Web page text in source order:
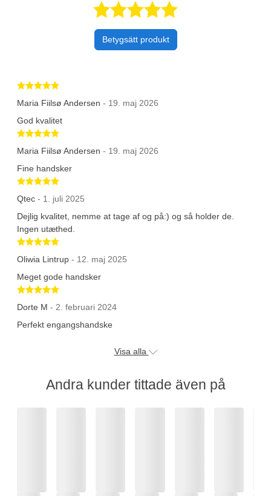
Betygsatt 5 av
Betygsätt produkt
Betygsatt 5 av 5 stjärnor
Maria Fiilsø Andersen - 19. maj 2026
God kvalitet
Betygsatt 5 av 5 stjärnor
Maria Fiilsø Andersen - 19. maj 2026
Fine handsker
Betygsatt 5 av 5 stjärnor
Qtec - 1. juli 2025
Dejlig kvalitet, nemme at tage af og på:) og så holder de.
Ingen utæthed.
Betygsatt 5 av 5 stjärnor
Oliwia Lintrup - 12. maj 2025
Meget gode handsker
Betygsatt 5 av 5 stjärnor
Dorte M - 2. februari 2024
Perfekt engangshandske
Visa alla
Andra kunder tittade även på